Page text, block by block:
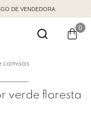
DE VENDEDORA
0
camisas
verde floresta